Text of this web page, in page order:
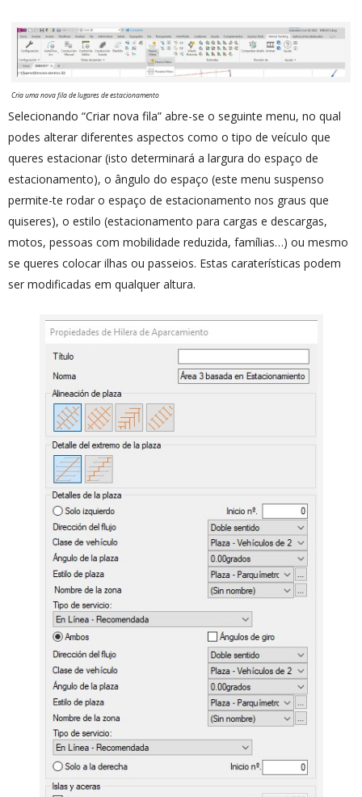
Cria uma nova fila de lugares de estacionamento
Selecionando “Criar nova fila” abre-se o seguinte menu, no qual
podes alterar diferentes aspectos como o tipo de veículo que
queres estacionar (isto determinará a largura do espaço de
estacionamento), o ângulo do espaço (este menu suspenso
permite-te rodar o espaço de estacionamento nos graus que
quiseres), o estilo (estacionamento para cargas e descargas,
motos, pessoas com mobilidade reduzida, famílias…) ou mesmo
se queres colocar ilhas ou passeios. Estas caraterísticas podem
ser modificadas em qualquer altura.